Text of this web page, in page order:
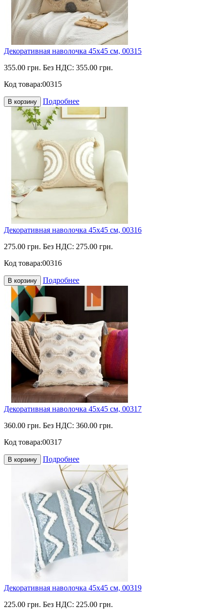
Декоративная наволочка 45х45 см, 00315
355.00 грн. Без НДС: 355.00 грн.
Код товара:00315
В корзину Подробнее
Декоративная наволочка 45х45 см, 00316
275.00 грн. Без НДС: 275.00 грн.
Код товара:00316
В корзину Подробнее
Декоративная наволочка 45х45 см, 00317
360.00 грн. Без НДС: 360.00 грн.
Код товара:00317
В корзину Подробнее
Декоративная наволочка 45х45 см, 00319
225.00 грн. Без НДС: 225.00 грн.